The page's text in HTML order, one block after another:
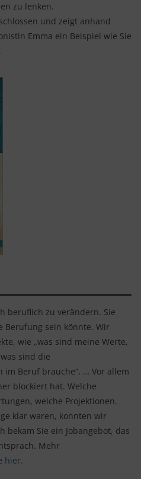
zu lenken.
und zeigt anhand
Emma ein Beispiel wie Sie
beruflich zu verändern. Sie
Berufung sein könnte. Wir
wie „was sind meine Werte,
sind die
im Beruf brauche“, … Vor allem
blockiert hat. Welche
welche Projektionen.
klar waren, konnten wir
bekam Sie ein Jobangebot, das
Mehr
hier.